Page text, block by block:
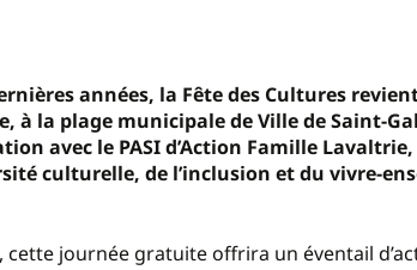
années, la Fête des Cultures
à la plage municipale de Ville de Saint-
avec le PASI d’Action Famille
culturelle, de l’inclusion et du vivre-
journée gratuite offrira un éventail